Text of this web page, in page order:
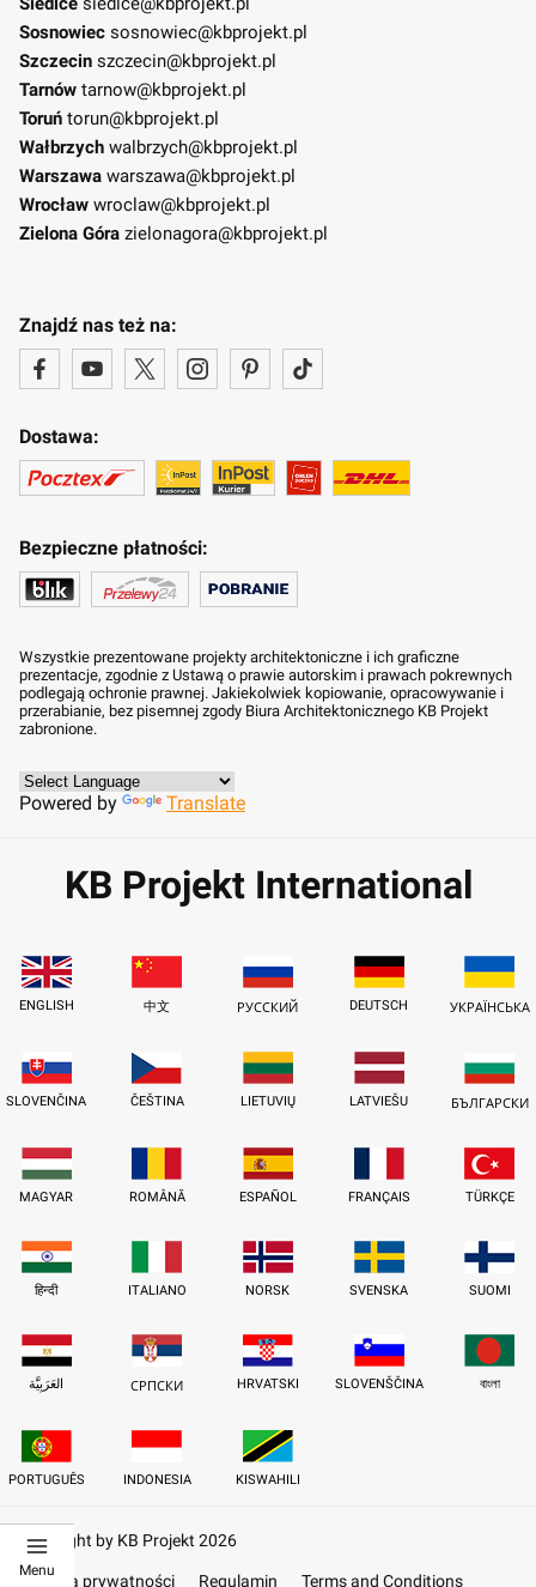
Sosnowiec sosnowiec@kbprojekt.pl
Szczecin szczecin@kbprojekt.pl
Tarnów tarnow@kbprojekt.pl
Toruń torun@kbprojekt.pl
Wałbrzych walbrzych@kbprojekt.pl
Warszawa warszawa@kbprojekt.pl
Wrocław wroclaw@kbprojekt.pl
Zielona Góra zielonagora@kbprojekt.pl
Znajdź nas też na:
Dostawa:
Bezpieczne płatności:
Wszystkie prezentowane projekty architektoniczne i ich graficzne
prezentacje, zgodnie z Ustawą o prawie autorskim i prawach pokrewnych
podlegają ochronie prawnej. Jakiekolwiek kopiowanie, opracowywanie i
przerabianie, bez pisemnej zgody Biura Architektonicznego KB Projekt
zabronione.
Powered by Translate
KB Projekt International
ENGLISH 中文 РУССКИЙ DEUTSCH УКРАЇНСЬКА
SLOVENČINA ČEŠTINA LIETUVIŲ LATVIEŠU БЪЛГАРСКИ
MAGYAR ROMÂNĂ ESPAÑOL FRANÇAIS TÜRKÇE
हिन्दी ITALIANO NORSK SVENSKA SUOMI
العَرَبِيَّة СРПСКИ HRVATSKI SLOVENŠČINA বাংলা
PORTUGUÊS INDONESIA KISWAHILI
Copyright by KB Projekt 2026
Polityka prywatności Regulamin Terms and Conditions
Menu